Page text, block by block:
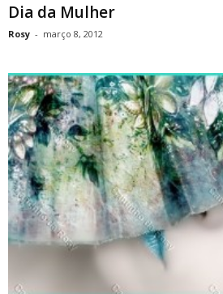
Dia da Mulher
Rosy - março 8, 2012